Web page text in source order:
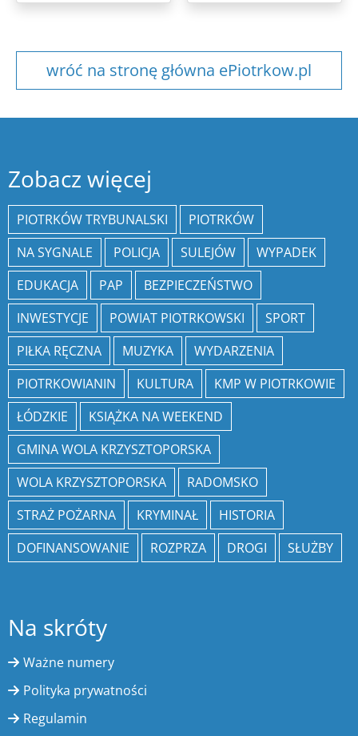
wróć na stronę główna ePiotrkow.pl
Zobacz więcej
PIOTRKÓW TRYBUNALSKI
PIOTRKÓW
NA SYGNALE
POLICJA SULEJÓW
WYPADEK
EDUKACJA
PAP
BEZPIECZEŃSTWO
INWESTYCJE
POWIAT PIOTRKOWSKI
SPORT
PIŁKA RĘCZNA
MUZYKA
WYDARZENIA
PIOTRKOWIANIN
KULTURA
KMP W PIOTRKOWIE
ŁÓDZKIE
KSIĄŻKA NA WEEKEND
GMINA WOLA KRZYSZTOPORSKA
WOLA KRZYSZTOPORSKA
RADOMSKO
STRAŻ POŻARNA
KRYMINAŁ
HISTORIA
DOFINANSOWANIE
ROZPRZA DROGI SŁUŻBY
Na skróty
Ważne numery
Polityka prywatności
Regulamin